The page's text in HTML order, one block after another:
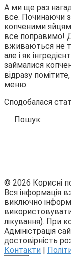
А ми ще раз
все. Починаючи з
копченими
все поправимо!
вживаються не
але і як
займалися
відразу
меню.
Сподобалася
Пошук:
© 2026 Корисні
Вся інформація
виключно
лікування). При
Адміністрація
достовірність
Контакти |